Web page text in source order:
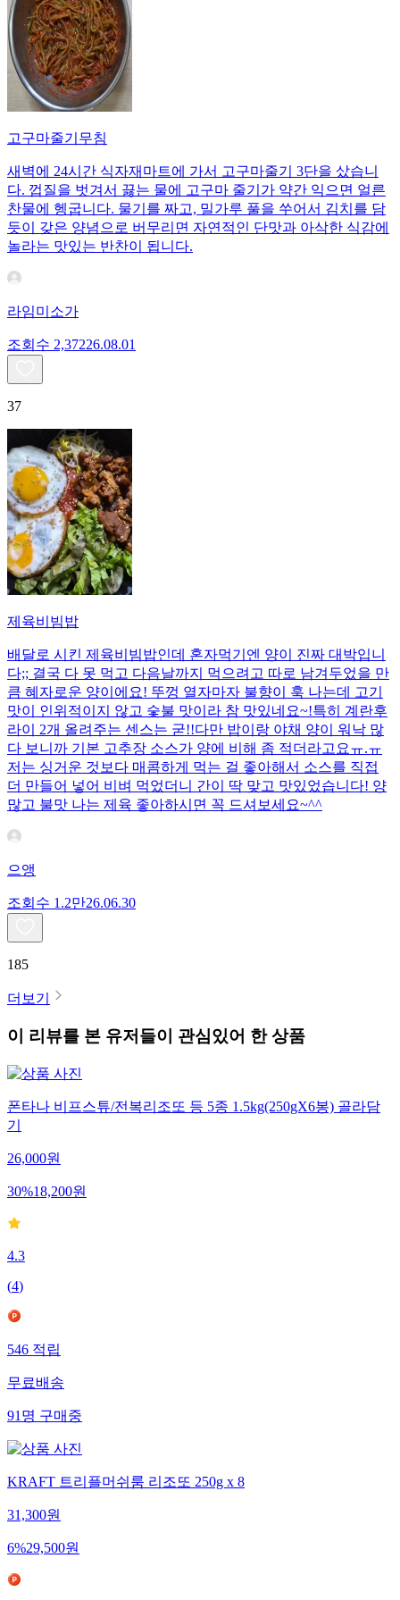
고구마줄기무침
새벽에 24시간 식자재마트에 가서 고구마줄기 3단을 샀습니
다. 껍질을 벗겨서 끓는 물에 고구마 줄기가 약간 익으면 얼른
찬물에 헹굽니다. 물기를 짜고, 밀가루 풀을 쑤어서 김치를 담
듯이 갖은 양념으로 버무리면 자연적인 단맛과 아삭한 식감에
놀라는 맛있는 반찬이 됩니다.
라임미소가
조회수 2,37226.08.01
37
제육비빔밥
배달로 시킨 제육비빔밥인데 혼자먹기엔 양이 진짜 대박입니
다;; 결국 다 못 먹고 다음날까지 먹으려고 따로 남겨두었을 만
큼 혜자로운 양이에요! 뚜껑 열자마자 불향이 훅 나는데 고기
맛이 인위적이지 않고 숯불 맛이라 참 맛있네요~!특히 계란후
라이 2개 올려주는 센스는 굳!! ​다만 밥이랑 야채 양이 워낙 많
다 보니까 기본 고추장 소스가 양에 비해 좀 적더라고요ㅠ.ㅠ
저는 싱거운 것보다 매콤하게 먹는 걸 좋아해서 소스를 직접
더 만들어 넣어 비벼 먹었더니 간이 딱 맞고 맛있었습니다! 양
많고 불맛 나는 제육 좋아하시면 꼭 드셔보세요~^^
으앵
조회수 1.2만26.06.30
185
더보기
이 리뷰를 본 유저들이 관심있어 한 상품
폰타나 비프스튜/전복리조또 등 5종 1.5kg(250gX6봉) 골라담
기
26,000원
30%18,200원
4.3
(4)
546 적립
무료배송
91 명 구매중
KRAFT 트리플머쉬룸 리조또 250g x 8
31,300원
6%29,500원